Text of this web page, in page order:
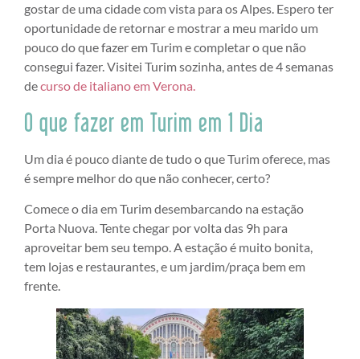
gostar de uma cidade com vista para os Alpes. Espero ter
oportunidade de retornar e mostrar a meu marido um
pouco do que fazer em Turim e completar o que não
consegui fazer. Visitei Turim sozinha, antes de 4 semanas
decurso de italiano em Verona.
O que fazer em Turim em 1 Dia
Um dia é pouco diante de tudo o que Turim oferece, mas
é sempre melhor do que não conhecer, certo?
Comece o dia em Turim desembarcando na estação
Porta Nuova. Tente chegar por volta das 9h para
aproveitar bem seu tempo. A estação é muito bonita,
tem lojas e restaurantes, e um jardim/praça bem em
frente.